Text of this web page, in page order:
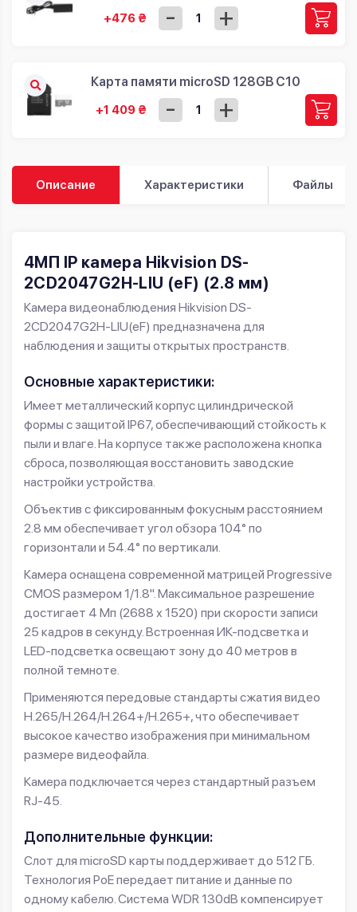
+476 ₴ - +
Карта памяти microSD 128GB C10
+1 409 ₴ - +
Описание Характеристики Файлы
4МП IP камера Hikvision DS-
2CD2047G2H-LIU (eF) (2.8 мм)
Камера видеонаблюдения Hikvision DS-
2CD2047G2H-LIU(eF) предназначена для
наблюдения и защиты открытых пространств.
Основные характеристики:
Имеет металлический корпус цилиндрической
формы с защитой IP67, обеспечивающий стойкость к
пыли и влаге. На корпусе также расположена кнопка
сброса, позволяющая восстановить заводские
настройки устройства.
Объектив с фиксированным фокусным расстоянием
2.8 мм обеспечивает угол обзора 104° по
горизонтали и 54.4° по вертикали.
Камера оснащена современной матрицей Progressive
CMOS размером 1/1.8". Максимальное разрешение
достигает 4 Мп (2688 х 1520) при скорости записи
25 кадров в секунду. Встроенная ИК-подсветка и
LED-подсветка освещают зону до 40 метров в
полной темноте.
Применяются передовые стандарты сжатия видео
H.265/H.264/H.264+/H.265+, что обеспечивает
высокое качество изображения при минимальном
размере видеофайла.
Камера подключается через стандартный разъем
RJ-45.
Дополнительные функции:
Слот для microSD карты поддерживает до 512 ГБ.
Технология PoE передает питание и данные по
одному кабелю. Система WDR 130dB компенсирует